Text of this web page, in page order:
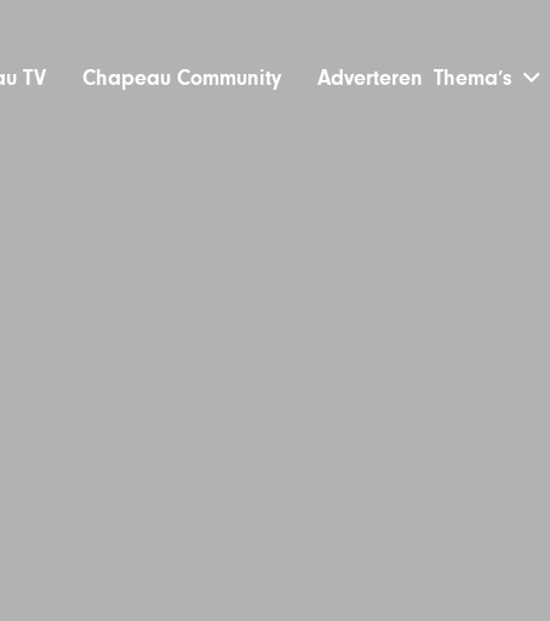
TV Chapeau Community Adverteren Thema’s